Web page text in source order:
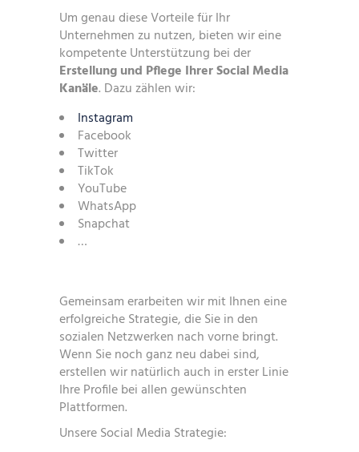
Um genau diese Vorteile für Ihr
Unternehmen zu nutzen, bieten wir eine
kompetente Unterstützung bei der
Erstellung und Pflege Ihrer Social Media
Kanäle. Dazu zählen wir:
Instagram
Facebook
Twitter
TikTok
YouTube
WhatsApp
Snapchat
…
Gemeinsam erarbeiten wir mit Ihnen eine
erfolgreiche Strategie, die Sie in den
sozialen Netzwerken nach vorne bringt.
Wenn Sie noch ganz neu dabei sind,
erstellen wir natürlich auch in erster Linie
Ihre Profile bei allen gewünschten
Plattformen.
Unsere Social Media Strategie: